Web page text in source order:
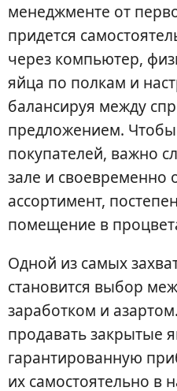
менеджменте от
придется
через компьютер,
яйца по полкам и
балансируя между
предложением.
покупателей, важно
зале и своевременно
ассортимент,
помещение в
Одной из самых
становится выбор
заработком и
продавать закрытые
гарантированную
их самостоятельно в